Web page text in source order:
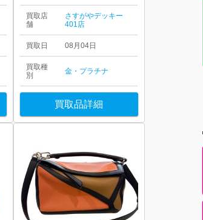
買取店
舗
さすがやデッキー
401店
買取日 08月04日
買取種
別
金・プラチナ
買取品詳細